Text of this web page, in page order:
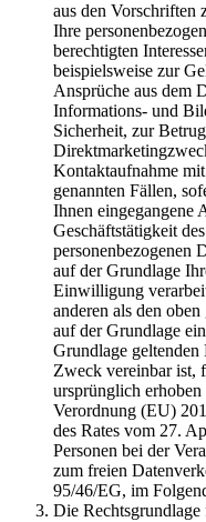
aus den Vorschriften
Ihre
berechtigten
beispielsweise zur
Ansprüche aus dem
Informations- und
Sicherheit, zur
Kontaktaufnahme
genannten Fällen,
Ihnen eingegangene
Geschäftstätigkeit
personenbezogenen
auf der Grundlage
Einwilligung
anderen als den
auf der Grundlage
Grundlage
Zweck vereinbar ist,
ursprünglich
Verordnung (EU)
des Rates vom 27.
Personen bei der
zum freien
95/46/EG, im
Die